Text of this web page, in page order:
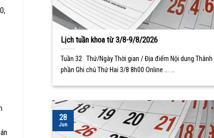
Lịch tuần khoa từ 3/8-9/8/2026
Tuần 32 Thứ/Ngày Thời gian / Địa điểm Nội dung Thành
phần Ghi chú Thứ Hai 3/8 8h00 Online ... ...
28
Jun